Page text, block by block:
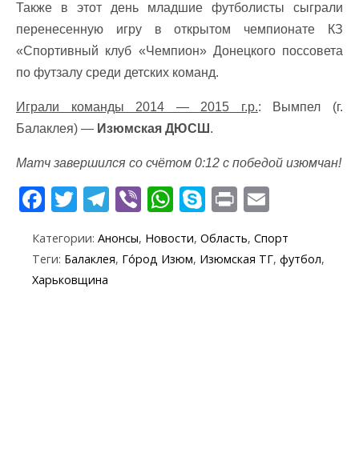
Также в этот день младшие футболисты сыграли
перенесенную игру в открытом чемпионате КЗ
«Спортивный клуб «Чемпион» Донецкого поссовета
по футзалу среди детских команд.
Играли команды 2014 — 2015 г.р.: Вымпел (г.
Балаклея) — Изюмская ДЮСШ .
Матч завершился со счётом 0:12 с победой изюмчан!
F
e
b
T
itt
er
T
e
gr
Vi
er
W
at
S
k
y
Pr
t ai
l
Категории: Анонсы, Новости, Область, Спорт
Теги: Балаклея, Го́род Изюм, Изюмская ТГ, футбол,
Харьковщина